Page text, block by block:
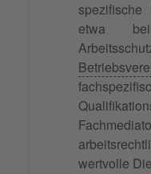
spezifische
etwa
wertvolle